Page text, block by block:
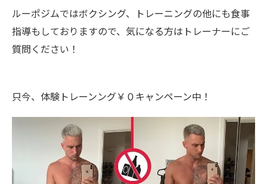
ルーポジムではボクシング、トレーニングの他にも食事
指導もしておりますので、気になる方はトレーナーにご
質問ください！
只今、体験トレーンング￥０キャンペーン中！